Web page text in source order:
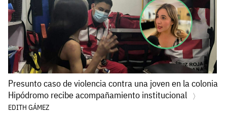
Presunto caso de violencia contra una joven en la colonia
Hipódromo recibe acompañamiento institucional
EDITH GÁMEZ